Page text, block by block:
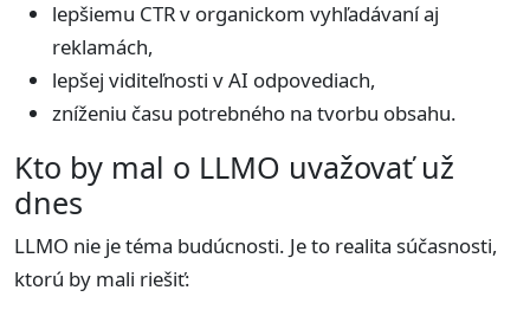
lepšiemu CTR v organickom vyhľadávaní aj
reklamách,
lepšej viditeľnosti v AI odpovediach,
zníženiu času potrebného na tvorbu obsahu.
Kto by mal o LLMO uvažovať už
dnes
LLMO nie je téma budúcnosti. Je to realita súčasnosti,
ktorú by mali riešiť: